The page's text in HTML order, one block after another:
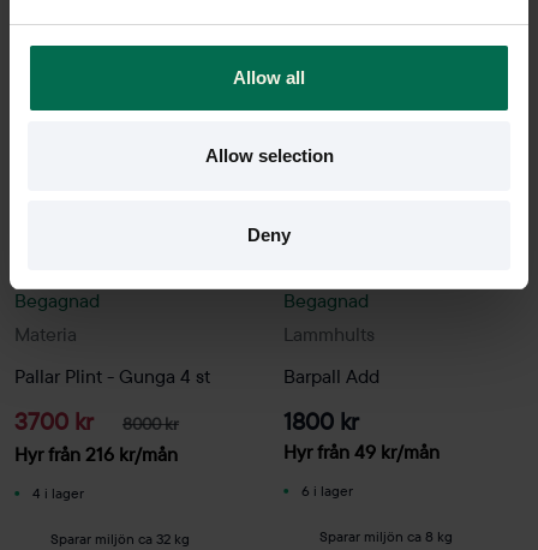
Allow all
Allow selection
Deny
-54%
Materia
Begagnad
Pallar Plint - Gunga 4 st
3700 kr 8000 kr
Hyr från 216 kr/mån
4 i lager
Sparar miljön ca 32 kg
Lammhults
Begagnad
Barpall Add
1800 kr
Hyr från 49 kr/mån
6 i lager
Sparar miljön ca 8 kg